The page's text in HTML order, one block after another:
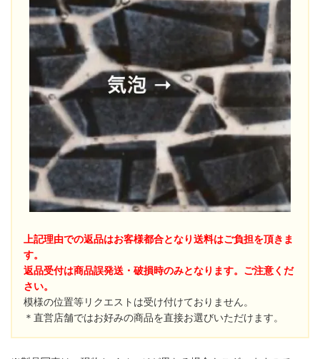
上記理由での返品はお客様都合となり送料はご負担を頂きま
す。
返品受付は商品誤発送・破損時のみとなります。ご注意くだ
さい。
模様の位置等リクエストは受け付けておりません。
＊直営店舗ではお好みの商品を直接お選びいただけます。